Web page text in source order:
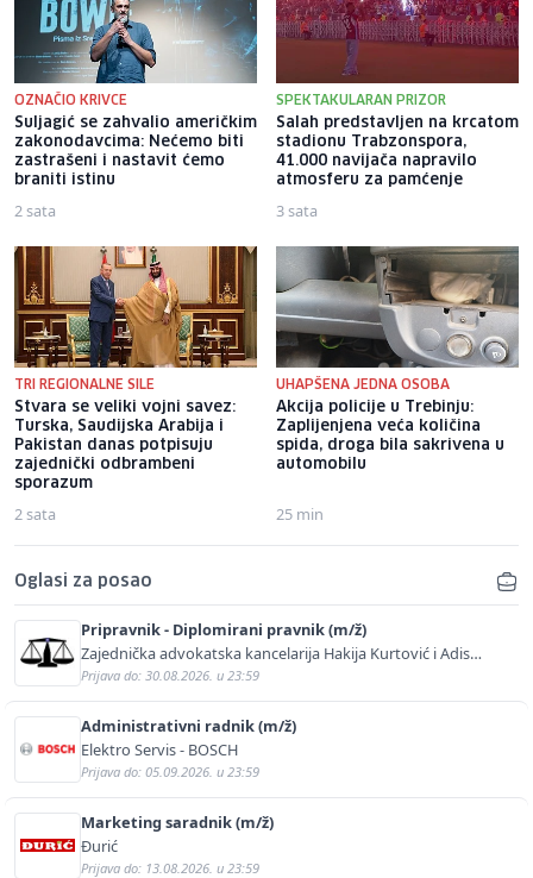
OZNAČIO KRIVCE
Suljagić se zahvalio američkim
zakonodavcima: Nećemo biti
zastrašeni i nastavit ćemo
braniti istinu
2 sata
SPEKTAKULARAN PRIZOR
Salah predstavljen na krcatom
stadionu Trabzonspora,
41.000 navijača napravilo
atmosferu za pamćenje
3 sata
TRI REGIONALNE SILE
Stvara se veliki vojni savez:
Turska, Saudijska Arabija i
Pakistan danas potpisuju
zajednički odbrambeni
sporazum
2 sata
UHAPŠENA JEDNA OSOBA
Akcija policije u Trebinju:
Zaplijenjena veća količina
spida, droga bila sakrivena u
automobilu
25 min
Oglasi za posao
Pripravnik - Diplomirani pravnik (m/ž)
Zajednička advokatska kancelarija Hakija Kurtović i Adis
Kurtović
Prijava do: 30.08.2026. u 23:59
Administrativni radnik (m/ž)
Elektro Servis - BOSCH
Prijava do: 05.09.2026. u 23:59
Marketing saradnik (m/ž)
Đurić
Prijava do: 13.08.2026. u 23:59